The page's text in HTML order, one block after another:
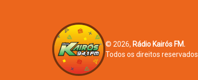
© 2026, Rádio Kairós FM.
Todos os direitos reservados.